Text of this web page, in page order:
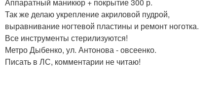
Так же делаю укрепление акриловой пудрой,
выравнивание ногтевой пластины и ремонт ноготка.
Все инструменты стерилизуются!
Метро Дыбенко, ул. Антонова - овсеенко.
Писать в ЛС, комментарии не читаю!